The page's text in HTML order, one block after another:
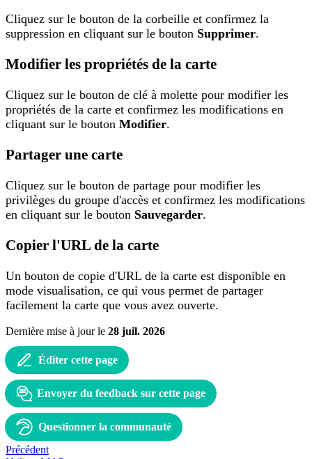
Cliquez sur le bouton de la corbeille et confirmez la
suppression en cliquant sur le bouton Supprimer.
Modifier les propriétés de la carte
Cliquez sur le bouton de clé à molette pour modifier les
propriétés de la carte et confirmez les modifications en
cliquant sur le bouton Modifier.
Partager une carte
Cliquez sur le bouton de partage pour modifier les
privilèges du groupe d'accès et confirmez les modifications
en cliquant sur le bouton Sauvegarder.
Copier l'URL de la carte
Un bouton de copie d'URL de la carte est disponible en
mode visualisation, ce qui vous permet de partager
facilement la carte que vous avez ouverte.
Dernière mise à jourle 28 juil. 2026
Éditer cette page
Envoyer du feedback sur cette page
Questionner la communauté
Précédent